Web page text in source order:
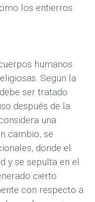
los entierros
humanos
Según la
ser tratado
después de la
una
cambio, se
donde el
y se sepulta en el
cierto
con respecto a